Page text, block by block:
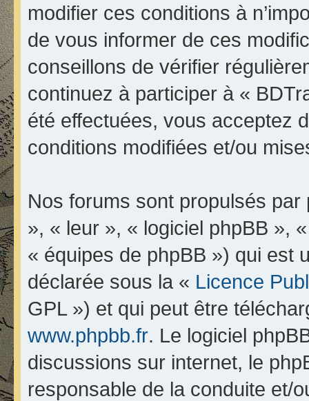
modifier ces conditions à
de vous informer de ces
conseillons de vérifier
continuez à participer à «
été effectuées, vous acceptez
conditions modifiées et/ou
Nos forums sont propulsés
», « leur », « logiciel phpBB »,
« équipes de phpBB ») qui est
déclarée sous la « Licence
GPL ») et qui peut être
www.phpbb.fr. Le logiciel
discussions sur internet, le
responsable de la conduite et/